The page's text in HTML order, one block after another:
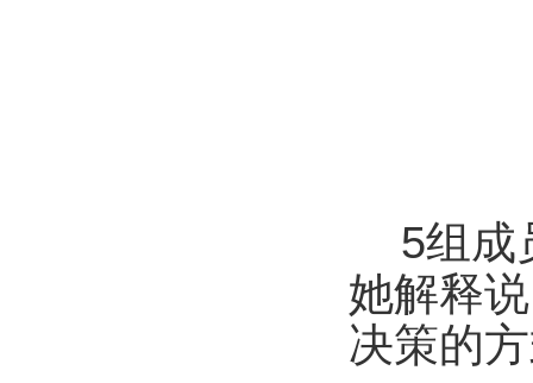
5组成
她解释
决策的